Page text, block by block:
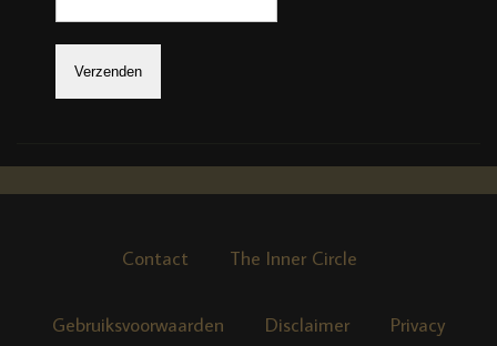
Contact The Inner Circle
Gebruiksvoorwaarden Disclaimer Privacy